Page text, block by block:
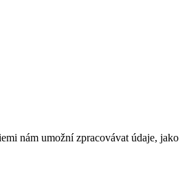
nám umožní zpracovávat údaje, jako